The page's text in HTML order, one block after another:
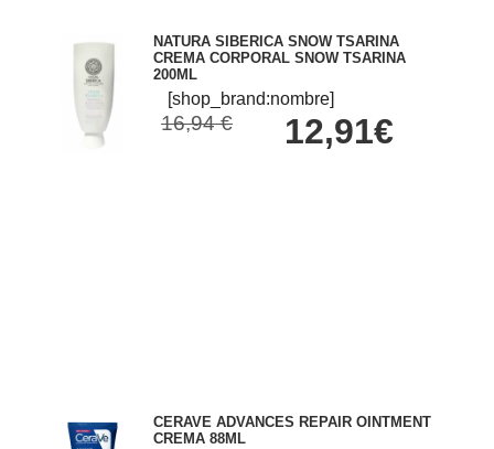
NATURA SIBERICA SNOW TSARINA
CREMA CORPORAL SNOW TSARINA
200ML
[shop_brand:nombre]
16,94 € 12,91€
CERAVE ADVANCES REPAIR OINTMENT
CREMA 88ML